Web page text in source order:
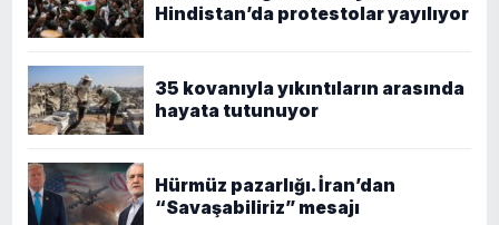
Hindistan’da protestolar yayılıyor
35 kovanıyla yıkıntıların arasında
hayata tutunuyor
Hürmüz pazarlığı. İran’dan
“Savaşabiliriz” mesajı